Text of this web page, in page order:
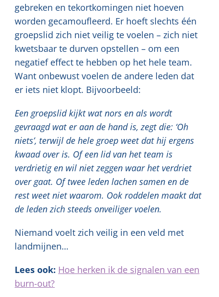
gebreken en tekortkomingen niet hoeven
worden gecamoufleerd. Er hoeft slechts één
groepslid zich niet veilig te voelen – zich niet
kwetsbaar te durven opstellen – om een
negatief effect te hebben op het hele team.
Want onbewust voelen de andere leden dat
er iets niet klopt. Bijvoorbeeld:
Een groepslid kijkt wat nors en als wordt
gevraagd wat er aan de hand is, zegt die: ‘Oh
niets’, terwijl de hele groep weet dat hij ergens
kwaad over is. Of een lid van het team is
verdrietig en wil niet zeggen waar het verdriet
over gaat. Of twee leden lachen samen en de
rest weet niet waarom. Ook roddelen maakt dat
de leden zich steeds onveiliger voelen.
Niemand voelt zich veilig in een veld met
landmijnen…
Lees ook: Hoe herken ik de signalen van een
burn-out?